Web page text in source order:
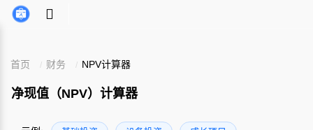
首页 财务 NPV计算器
净现值（NPV）计算器